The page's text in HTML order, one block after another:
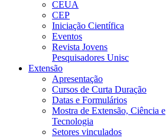
CEUA
CEP
Iniciação Científica
Eventos
Revista Jovens
Pesquisadores Unisc
Extensão
Apresentação
Cursos de Curta Duração
Datas e Formulários
Mostra de Extensão, Ciência e
Tecnologia
Setores vinculados